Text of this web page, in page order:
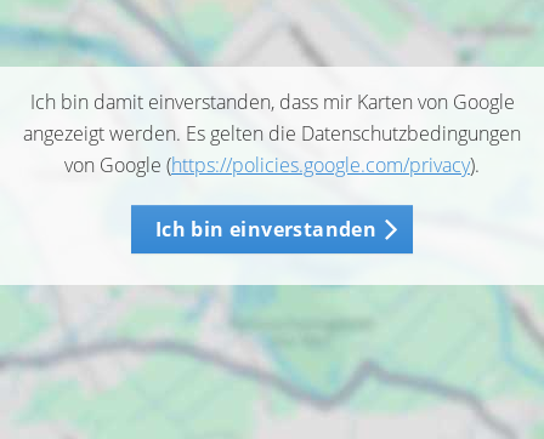
Ich bin damit einverstanden, dass mir Karten von Google
angezeigt werden. Es gelten die Datenschutzbedingungen
von Google (https://policies.google.com/privacy).
Ich bin einverstanden